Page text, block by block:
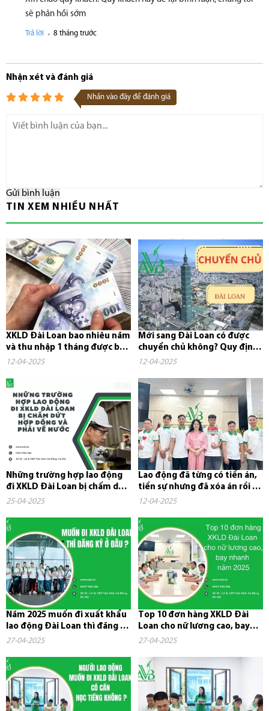
sẽ phản hồi sớm
Trả lời . 8 tháng trước
Nhận xét và đánh giá
Nhấn vào đây để đánh giá
Gửi bình luận
TIN XEM NHIỀU NHẤT
XKLD Đài Loan bao nhiêu năm
và thu nhập 1 tháng được bao
nhiêu tiền?
12-04-2025
Mới sang Đài Loan có được
chuyển chủ không? Quy định,
chi phí và những điều cần...
12-04-2025
Những trường hợp lao động
đi XKLD Đài Loan bị chấm dứt
hợp đồng và phải về nước
25-04-2025
Lao động đã từng có tiền án,
tiền sự nhưng đã xóa án rồi có
đi xuất khẩu lao...
12-04-2025
Năm 2025 muốn đi xuất khẩu
lao động Đài Loan thì đăng ký
ở đâu?
27-04-2025
Top 10 đơn hàng XKLD Đài
Loan cho nữ lương cao, bay
nhanh năm 2025
27-04-2025